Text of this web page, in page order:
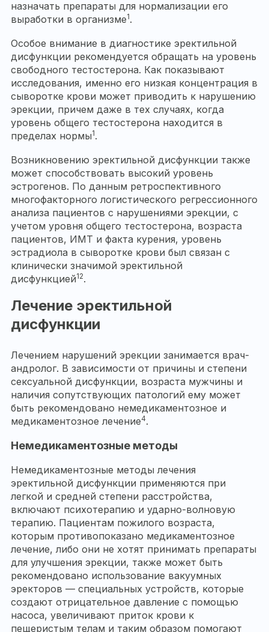
назначать препараты для нормализации его
выработки в организме1.
Особое внимание в диагностике эректильной
дисфункции рекомендуется обращать на уровень
свободного тестостерона. Как показывают
исследования, именно его низкая концентрация в
сыворотке крови может приводить к нарушению
эрекции, причем даже в тех случаях, когда
уровень общего тестостерона находится в
пределах нормы1.
Возникновению эректильной дисфункции также
может способствовать высокий уровень
эстрогенов. По данным ретроспективного
многофакторного логистического регрессионного
анализа пациентов с нарушениями эрекции, с
учетом уровня общего тестостерона, возраста
пациентов, ИМТ и факта курения, уровень
эстрадиола в сыворотке крови был связан с
клинически значимой эректильной
дисфункцией12.
Лечение эректильной
дисфункции
Лечением нарушений эрекции занимается врач-
андролог. В зависимости от причины и степени
сексуальной дисфункции, возраста мужчины и
наличия сопутствующих патологий ему может
быть рекомендовано немедикаментозное и
медикаментозное лечение4.
Немедикаментозные методы
Немедикаментозные методы лечения
эректильной дисфункции применяются при
легкой и средней степени расстройства,
включают психотерапию и ударно-волновую
терапию. Пациентам пожилого возраста,
которым противопоказано медикаментозное
лечение, либо они не хотят принимать препараты
для улучшения эрекции, также может быть
рекомендовано использование вакуумных
эректоров — специальных устройств, которые
создают отрицательное давление с помощью
насоса, увеличивают приток крови к
пещеристым телам и таким образом помогают